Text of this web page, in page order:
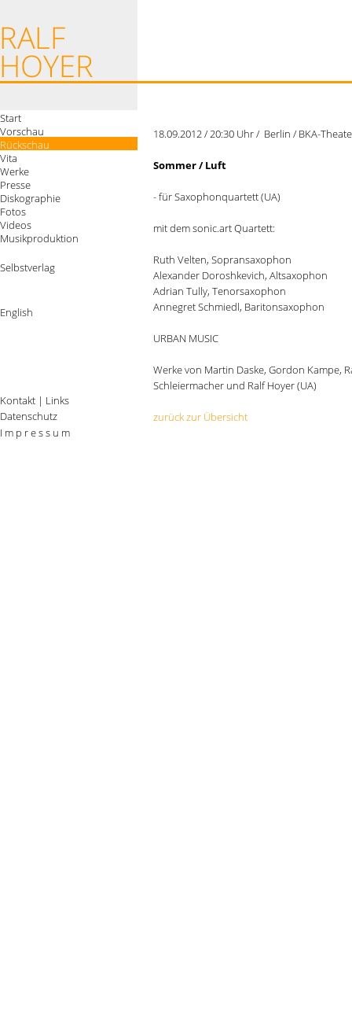
Start
Vorschau
Rückschau
Vita
Werke
Presse
Diskographie
Fotos
Videos
Musikproduktion
Selbstverlag
English
18.09.2012 / 20:30 Uhr / Berlin / BKA-
Sommer / Luft
- für Saxophonquartett (UA)
mit dem sonic.art Quartett:
Ruth Velten, Sopransaxophon
Alexander Doroshkevich, Altsaxophon
Adrian Tully, Tenorsaxophon
Annegret Schmiedl, Baritonsaxophon
URBAN MUSIC
Werke von Martin Daske, Gordon Kampe,
Schleiermacher und Ralf Hoyer (UA)
zurück zur Übersicht
Kontakt | Links
Datenschutz
I m p r e s s u m